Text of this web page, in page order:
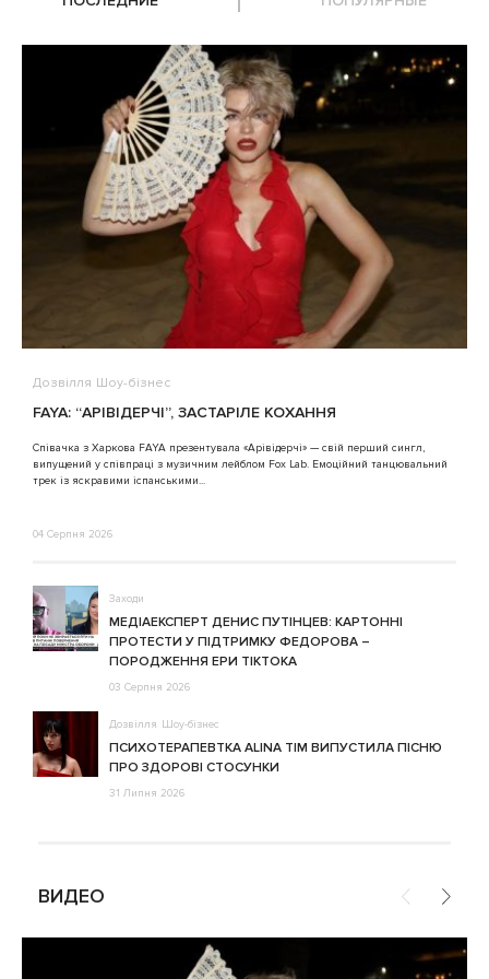
Дозвілля Шоу-бізнес
FAYA: “АРІВІДЕРЧІ”, ЗАСТАРІЛЕ КОХАННЯ
Співачка з Харкова FAYA презентувала «Арівідерчі» — свій перший сингл,
випущений у співпраці з музичним лейблом Fox Lab. Емоційний танцювальний
трек із яскравими іспанськими...
04 Серпня 2026
Заходи
МЕДІАЕКСПЕРТ ДЕНИС ПУТІНЦЕВ: КАРТОННІ
ПРОТЕСТИ У ПІДТРИМКУ ФЕДОРОВА –
ПОРОДЖЕННЯ ЕРИ ТІКТОКА
03 Серпня 2026
Дозвілля Шоу-бізнес
ПСИХОТЕРАПЕВТКА ALINA TIM ВИПУСТИЛА ПІСНЮ
ПРО ЗДОРОВІ СТОСУНКИ
31 Липня 2026
ВИДЕО